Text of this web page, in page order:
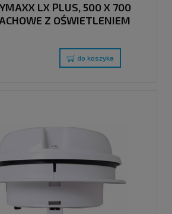
LX PLUS, 500 X 700
Z OŚWIETLENIEM
do koszyka